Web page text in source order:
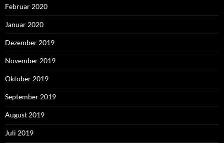
Februar 2020
Januar 2020
Dezember 2019
November 2019
Oktober 2019
September 2019
August 2019
Juli 2019